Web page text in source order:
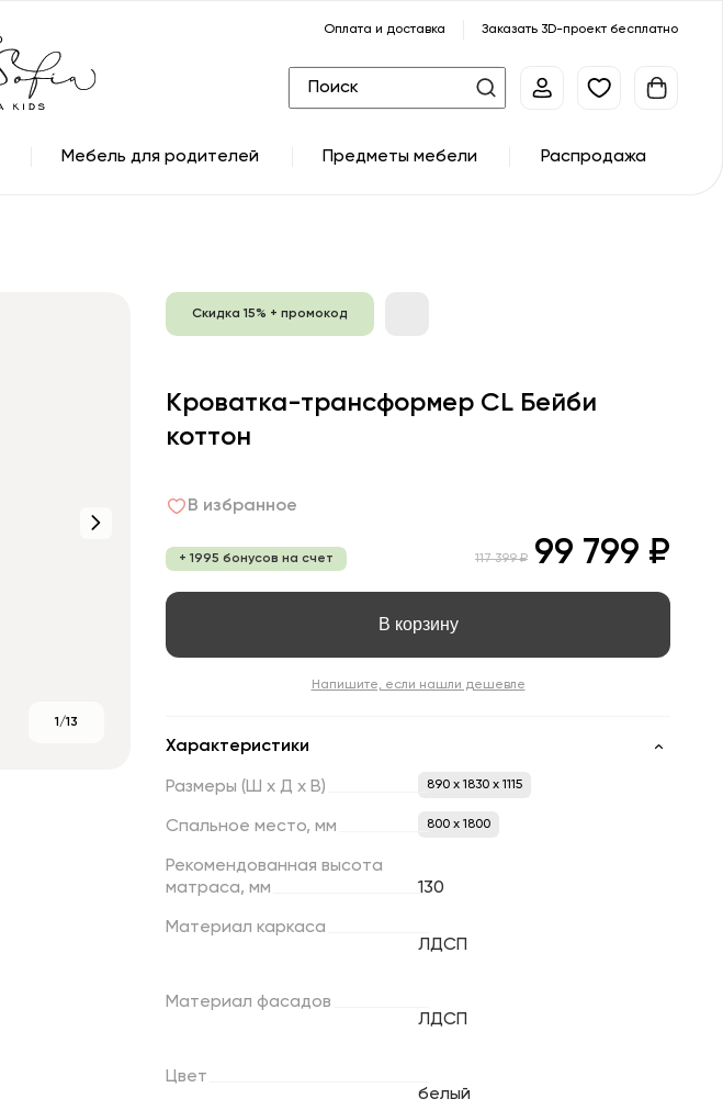
Оплата и доставка Заказать 3D-проект бесплатно
Мебель для родителей Предметы мебели Распродажа
1/13
Скидка 15% + промокод
Кроватка-трансформер CL Бейби
коттон
В избранное
+ 1995 бонусов на счет 117 399 ₽ 99 799 ₽
В корзину
Напишите, если нашли дешевле
Характеристики
Размеры (Ш х Д х В) 890 x 1830 x 1115
Спальное место, мм 800 х 1800
Рекомендованная высота
матраса, мм 130
Материал каркаса
ЛДСП
Материал фасадов
ЛДСП
Цвет
белый